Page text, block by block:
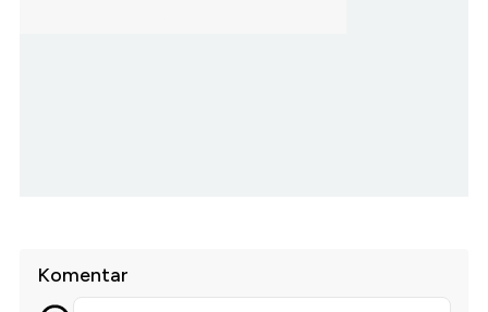
Komentar